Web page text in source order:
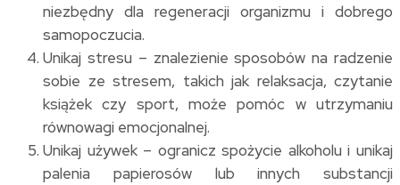
niezbędny dla regeneracji organizmu i dobrego
samopoczucia.
Unikaj stresu – znalezienie sposobów na radzenie
sobie ze stresem, takich jak relaksacja, czytanie
książek czy sport, może pomóc w utrzymaniu
równowagi emocjonalnej.
Unikaj używek – ogranicz spożycie alkoholu i unikaj
palenia papierosów lub innych substancji